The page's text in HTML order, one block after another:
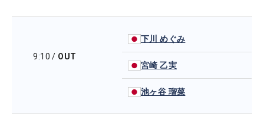
9:10 / OUT
下川 めぐみ
宮崎 乙実
池ヶ谷 瑠菜